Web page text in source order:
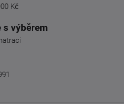
Kč
s výběrem